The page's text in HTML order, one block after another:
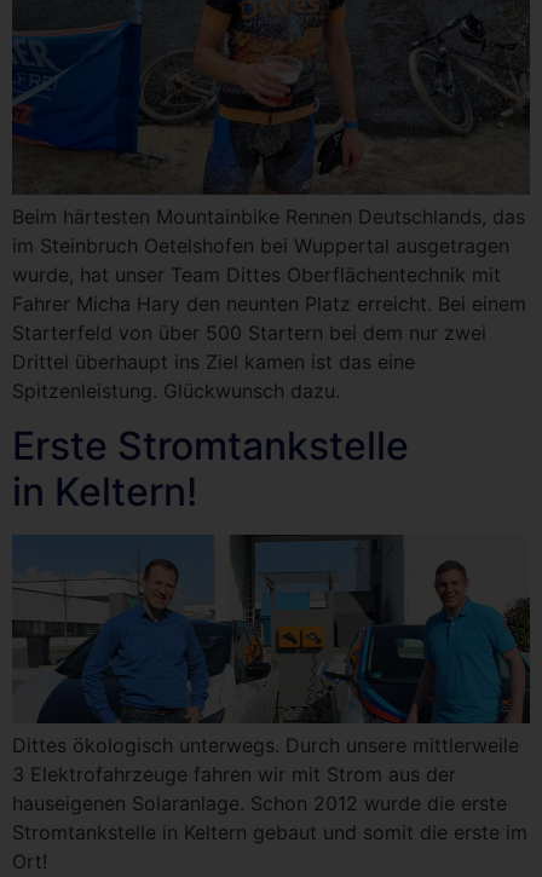
Beim härtesten Mountainbike Rennen Deutschlands, das
im Steinbruch Oetelshofen bei Wuppertal ausgetragen
wurde, hat unser Team Dittes Oberflächentechnik mit
Fahrer Micha Hary den neunten Platz erreicht. Bei einem
Starterfeld von über 500 Startern bei dem nur zwei
Drittel überhaupt ins Ziel kamen ist das eine
Spitzenleistung. Glückwunsch dazu.
Erste Stromtankstelle
in Keltern!
Dittes ökologisch unterwegs. Durch unsere mittlerweile
3 Elektrofahrzeuge fahren wir mit Strom aus der
hauseigenen Solaranlage. Schon 2012 wurde die erste
Stromtankstelle in Keltern gebaut und somit die erste im
Ort!